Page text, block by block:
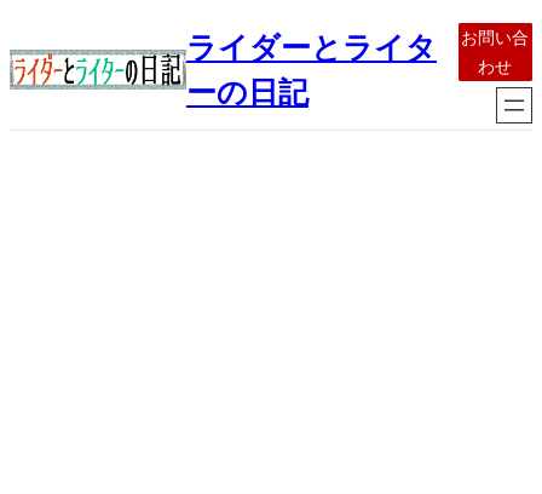
容
を
ライダーとライタ
ーの日記
お問い合
わせ